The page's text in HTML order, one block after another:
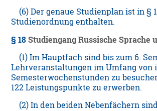
(6) Der genaue Studienplan ist in §
Studienordnung enthalten.
§ 18 Studiengang Russische Sprache
(1) Im Hauptfach sind bis zum 6.
Lehrveranstaltungen im Umfang von
Semesterwochenstunden zu
122 Leistungspunkte zu erwerben.
(2) In den beiden Nebenfächern